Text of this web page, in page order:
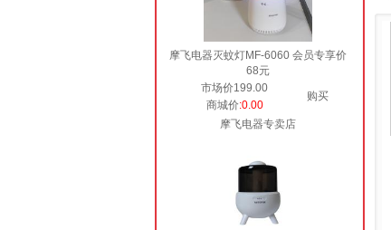
摩飞电器灭蚊灯MF-6060 会员专享价
68元
市场价199.00
购买
商城价:0.00
摩飞电器专卖店